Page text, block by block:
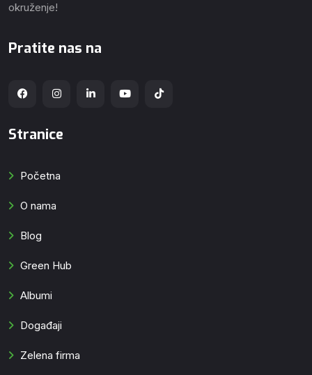
okruženje!
Pratite nas na
Stranice
Početna
O nama
Blog
Green Hub
Albumi
Događaji
Zelena firma